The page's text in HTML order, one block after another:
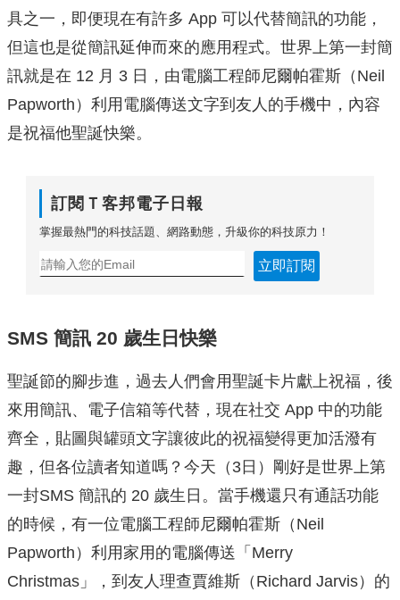
具之一，即便現在有許多 App 可以代替簡訊的功能，
但這也是從簡訊延伸而來的應用程式。世界上第一封簡
訊就是在 12 月 3 日，由電腦工程師尼爾帕霍斯（Neil
Papworth）利用電腦傳送文字到友人的手機中，內容
是祝福他聖誕快樂。
訂閱Ｔ客邦電子日報
掌握最熱門的科技話題、網路動態，升級你的科技原力！
立即訂閱
SMS 簡訊 20 歲生日快樂
聖誕節的腳步進，過去人們會用聖誕卡片獻上祝福，後
來用簡訊、電子信箱等代替，現在社交 App 中的功能
齊全，貼圖與罐頭文字讓彼此的祝福變得更加活潑有
趣，但各位讀者知道嗎？今天（3日）剛好是世界上第
一封SMS 簡訊的 20 歲生日。當手機還只有通話功能
的時候，有一位電腦工程師尼爾帕霍斯（Neil
Papworth）利用家用的電腦傳送「Merry
Christmas」，到友人理查賈維斯（Richard Jarvis）的